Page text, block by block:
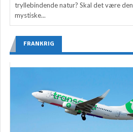
tryllebindende natur? Skal det være den
mystiske...
FRANKRIG